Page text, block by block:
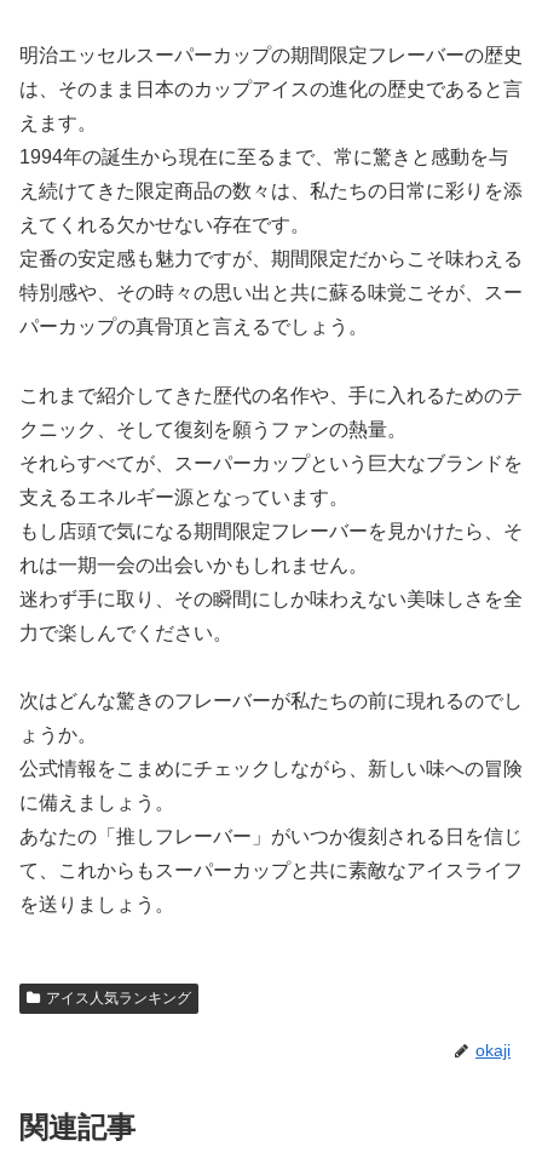
明治エッセルスーパーカップの期間限定フレーバーの歴史
は、そのまま日本のカップアイスの進化の歴史であると言
えます。
1994年の誕生から現在に至るまで、常に驚きと感動を与
え続けてきた限定商品の数々は、私たちの日常に彩りを添
えてくれる欠かせない存在です。
定番の安定感も魅力ですが、期間限定だからこそ味わえる
特別感や、その時々の思い出と共に蘇る味覚こそが、スー
パーカップの真骨頂と言えるでしょう。
これまで紹介してきた歴代の名作や、手に入れるためのテ
クニック、そして復刻を願うファンの熱量。
それらすべてが、スーパーカップという巨大なブランドを
支えるエネルギー源となっています。
もし店頭で気になる期間限定フレーバーを見かけたら、そ
れは一期一会の出会いかもしれません。
迷わず手に取り、その瞬間にしか味わえない美味しさを全
力で楽しんでください。
次はどんな驚きのフレーバーが私たちの前に現れるのでし
ょうか。
公式情報をこまめにチェックしながら、新しい味への冒険
に備えましょう。
あなたの「推しフレーバー」がいつか復刻される日を信じ
て、これからもスーパーカップと共に素敵なアイスライフ
を送りましょう。
アイス人気ランキング
okaji
関連記事